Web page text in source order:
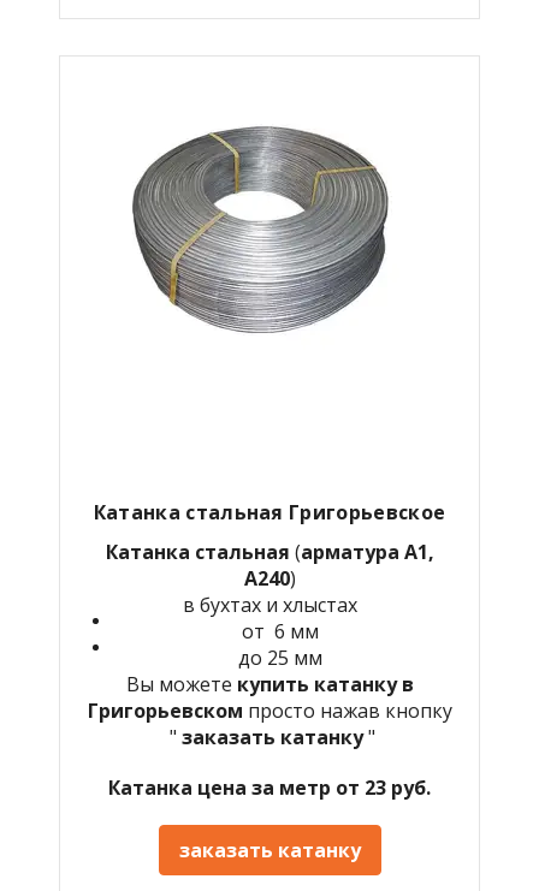
Катанка стальная Григорьевское
Катанка стальная (арматура А1,
А240)
в бухтах и хлыстах
от 6 мм
до 25 мм
Вы можете купить катанку в
Григорьевском просто нажав кнопку
" заказать катанку"
Катанка цена за метр от 23 руб.
заказать катанку